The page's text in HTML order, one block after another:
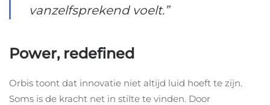
vanzelfsprekend voelt.”
Power, redefined
Orbis toont dat innovatie niet altijd luid hoeft te zijn.
Soms is de kracht net in stilte te vinden. Door